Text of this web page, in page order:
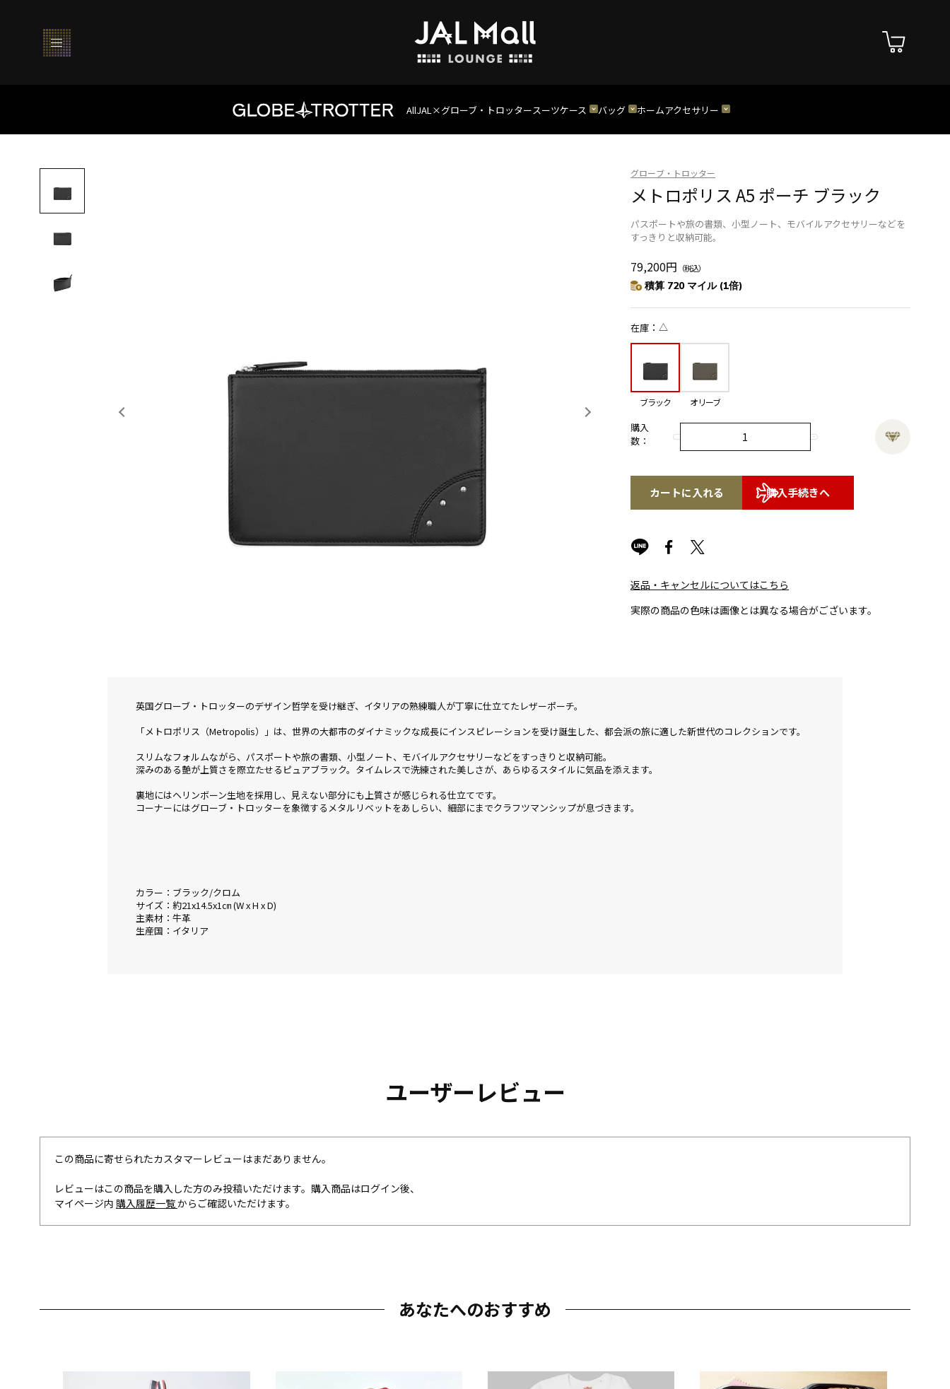
AllJAL×グローブ・トロッタースーツケース バッグ ホームアクセサリー
グローブ・トロッター
メトロポリス A5 ポーチ ブラック
パスポートや旅の書類、小型ノート、モバイルアクセサリーなどを
すっきりと収納可能。
79,200円 （税込）
積算 720 マイル (1倍)
在庫 △
ブラック オリーブ
購入
数：
カートに入れる 購入手続きへ
返品・キャンセルについてはこちら
実際の商品の色味は画像とは異なる場合がございます。
英国グローブ・トロッターのデザイン哲学を受け継ぎ、イタリアの熟練職人が丁寧に仕立てたレザーポーチ。
「メトロポリス（Metropolis）」は、世界の大都市のダイナミックな成長にインスピレーションを受け誕生した、都会派の旅に適した新世代のコレクションです。
スリムなフォルムながら、パスポートや旅の書類、小型ノート、モバイルアクセサリーなどをすっきりと収納可能。
深みのある艶が上質さを際立たせるピュアブラック。タイムレスで洗練された美しさが、あらゆるスタイルに気品を添えます。
裏地にはヘリンボーン生地を採用し、見えない部分にも上質さが感じられる仕立てです。
コーナーにはグローブ・トロッターを象徴するメタルリベットをあしらい、細部にまでクラフツマンシップが息づきます。
カラー：ブラック/クロム
サイズ：約21x14.5x1㎝ (W x H x D)
主素材：牛革
生産国：イタリア
ユーザーレビュー
この商品に寄せられたカスタマーレビューはまだありません。
レビューはこの商品を購入した方のみ投稿いただけます。購入商品はログイン後、
マイページ内 購入履歴一覧からご確認いただけます。
あなたへのおすすめ